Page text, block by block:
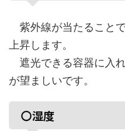
紫外線が当たること
上昇します。
遮光できる容器に入
が望ましいです。
〇湿度